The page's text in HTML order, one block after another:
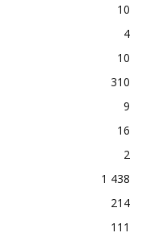
10
4
10
310
9
16
2
1 438
214
111